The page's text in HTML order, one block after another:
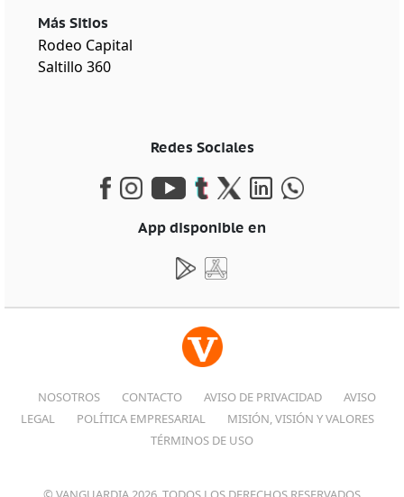
Más Sitios
Rodeo Capital
Saltillo 360
Redes Sociales
App disponible en
NOSOTROS CONTACTO AVISO DE PRIVACIDAD
AVISO
LEGAL
POLÍTICA EMPRESARIAL
MISIÓN, VISIÓN Y VALORES
TÉRMINOS DE USO